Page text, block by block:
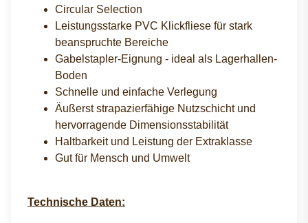
Circular Selection
Leistungsstarke PVC Klickfliese für stark
beanspruchte Bereiche
Gabelstapler-Eignung - ideal als Lagerhallen-
Boden
Schnelle und einfache Verlegung
Äußerst strapazierfähige Nutzschicht und
hervorragende Dimensionsstabilität
Haltbarkeit und Leistung der Extraklasse
Gut für Mensch und Umwelt
Technische Daten: